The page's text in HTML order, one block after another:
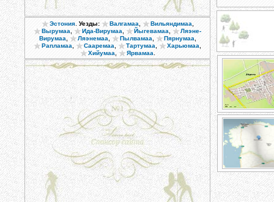
Эстония. Уезды: Валгамаа Вильяндимаа
Вырумаа Ида-Вирумаа Йыгевамаа
Ляэне-
Вирумаа
Ляэнемаа Пылвамаа Пярнумаа
Рапламаа Сааремаа Тартумаа Харьюмаа
Хийумаа Ярвамаа